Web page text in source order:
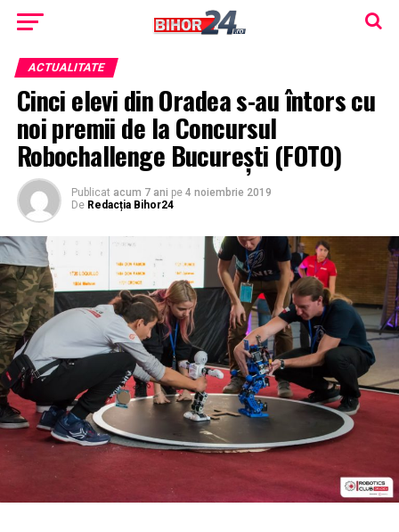
ACTUALITATE
Cinci elevi din Oradea s-au întors cu
noi premii de la Concursul
Robochallenge București (FOTO)
Publicat acum 7 ani pe 4 noiembrie 2019
De Redacția Bihor24